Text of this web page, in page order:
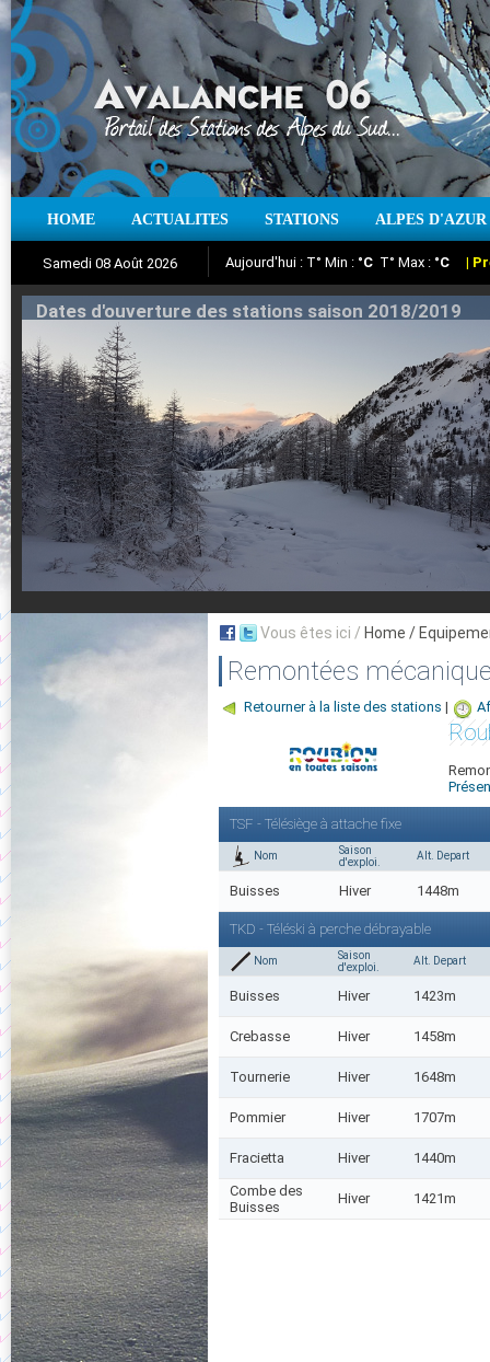
HOME ACTUALITES STATIONS ALPES D'AZUR
Samedi 08 Août 2026
Aujourd'hui : T° Min :°CT° Max :°C |
Iso à 0° :mNeige sur 12 heures :cm
Suivez en direct l'actualité des stations
Vous êtes ici / Home /
Remontées
Retourner à la liste des stations |
TSF - Télésiège à attache fixe
Nom
Saison
d'exploi.
Alt. Depart
Buisses Hiver 1448m
TKD - Téléski à perche débrayable
Nom
Saison
d'exploi.
Alt. Depart
Buisses Hiver 1423m
Crebasse Hiver 1458m
Tournerie Hiver 1648m
Pommier Hiver 1707m
Fracietta Hiver
1440m
Combe des
Buisses
Hiver 1421m